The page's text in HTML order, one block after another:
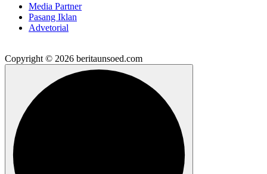
Media Partner
Pasang Iklan
Advetorial
Copyright © 2026 beritaunsoed.com